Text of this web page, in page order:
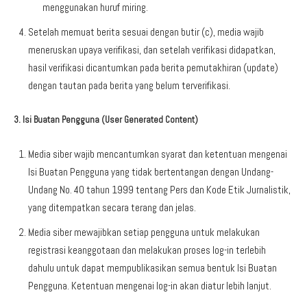
menggunakan huruf miring.
Setelah memuat berita sesuai dengan butir (c), media wajib
meneruskan upaya verifikasi, dan setelah verifikasi didapatkan,
hasil verifikasi dicantumkan pada berita pemutakhiran (update)
dengan tautan pada berita yang belum terverifikasi.
3. Isi Buatan Pengguna (User Generated Content)
Media siber wajib mencantumkan syarat dan ketentuan mengenai
Isi Buatan Pengguna yang tidak bertentangan dengan Undang-
Undang No. 40 tahun 1999 tentang Pers dan Kode Etik Jurnalistik,
yang ditempatkan secara terang dan jelas.
Media siber mewajibkan setiap pengguna untuk melakukan
registrasi keanggotaan dan melakukan proses log-in terlebih
dahulu untuk dapat mempublikasikan semua bentuk Isi Buatan
Pengguna. Ketentuan mengenai log-in akan diatur lebih lanjut.